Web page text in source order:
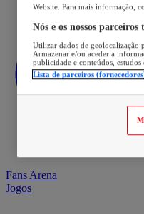
Fans Arena
Jogos
Website. Para mais informação,
Nós e os nossos
Utilizar dados de geolocalização
Armazenar e/ou aceder a
publicidade e conteúdos,
Lista de parceiros